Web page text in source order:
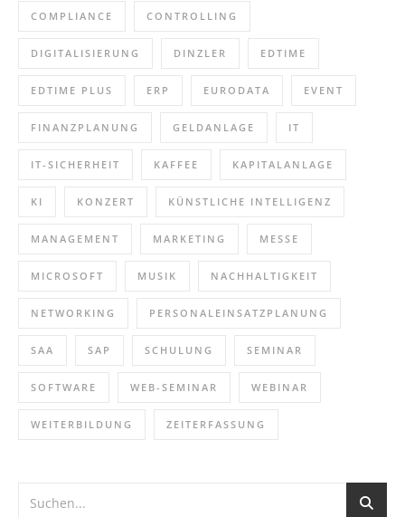
COMPLIANCE CONTROLLING
DIGITALISIERUNG DINZLER EDTIME
EDTIME PLUS ERP EURODATA EVENT
FINANZPLANUNG GELDANLAGE IT
IT-SICHERHEIT KAFFEE KAPITALANLAGE
KI KONZERT KÜNSTLICHE INTELLIGENZ
MANAGEMENT MARKETING MESSE
MICROSOFT MUSIK NACHHALTIGKEIT
NETWORKING PERSONALEINSATZPLANUNG
SAA SAP SCHULUNG SEMINAR
SOFTWARE WEB-SEMINAR WEBINAR
WEITERBILDUNG ZEITERFASSUNG